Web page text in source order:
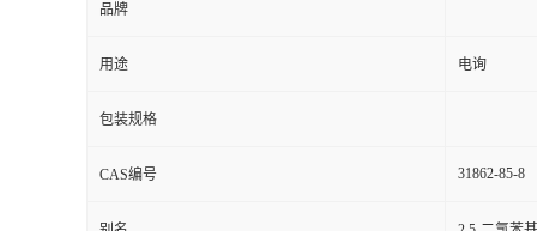
品牌
用途 电询
包装规格
CAS编号 31862-85-8